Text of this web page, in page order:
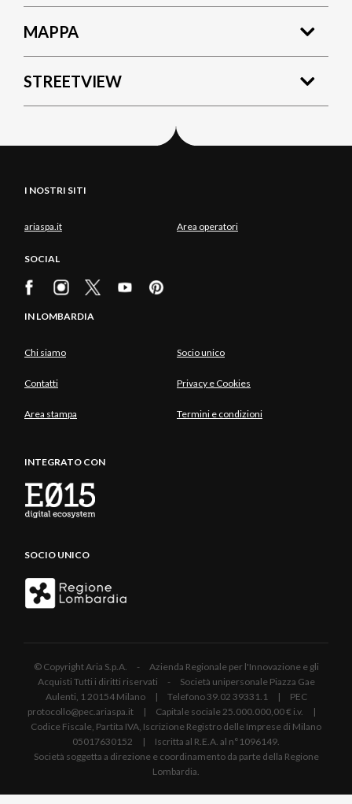
MAPPA
STREETVIEW
I NOSTRI SITI
ariaspa.it Area operatori
SOCIAL
IN LOMBARDIA
Chi siamo Socio unico
Contatti Privacy e Cookies
Area stampa Termini e condizioni
INTEGRATO CON
SOCIO UNICO
© Copyright Aria S.p.A. - Azienda Regionale per l'Innovazione e gli
Acquisti Tutti i diritti riservati - Società unipersonale Piazza Gae
Aulenti, 1 20154 Milano | Telefono 39.02 39331.1 | PEC
protocollo@pec.ariaspa.it | Capitale sociale 25.000.000,00 € i.v. |
Codice Fiscale, Partita IVA, Iscrizione Registro delle Imprese di Milano
05017630152 | Iscritta al R.E.A. al n°1096149.
Società soggetta a direzione e coordinamento da parte della Regione
Lombardia.